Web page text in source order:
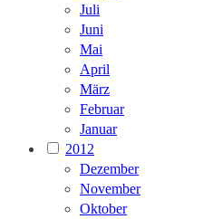
Juli
Juni
Mai
April
März
Februar
Januar
2012
Dezember
November
Oktober